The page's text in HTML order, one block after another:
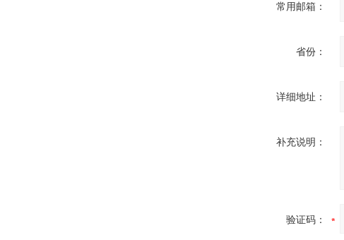
常用邮箱：
省份：
详细地址：
补充说明：
验证码：